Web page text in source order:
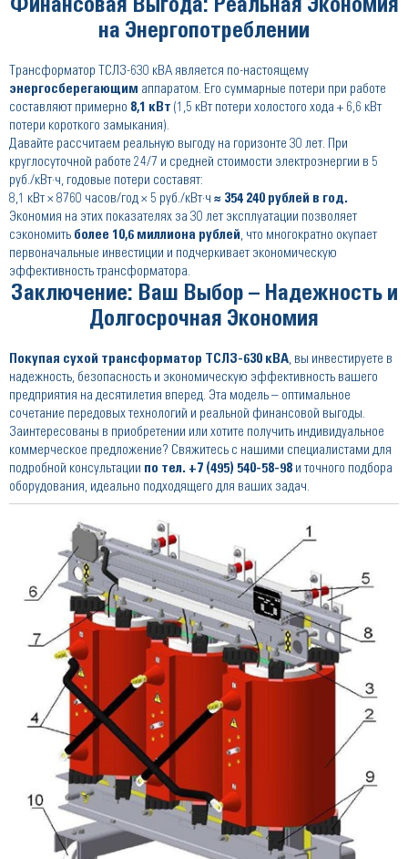
Финансовая Выгода: Реальная Экономия
на Энергопотреблении
Трансформатор ТСЛЗ-630 кВА является по-настоящему
энергосберегающим аппаратом. Его суммарные потери при работе
составляют примерно 8,1 кВт (1,5 кВт потери холостого хода + 6,6 кВт
потери короткого замыкания).
Давайте рассчитаем реальную выгоду на горизонте 30 лет. При
круглосуточной работе 24/7 и средней стоимости электроэнергии в 5
руб./кВт·ч, годовые потери составят:
8,1 кВт × 8760 часов/год × 5 руб./кВт·ч ≈ 354 240 рублей в год.
Экономия на этих показателях за 30 лет эксплуатации позволяет
сэкономить более 10,6 миллиона рублей, что многократно окупает
первоначальные инвестиции и подчеркивает экономическую
эффективность трансформатора.
Заключение: Ваш Выбор – Надежность и
Долгосрочная Экономия
Покупая сухой трансформатор ТСЛЗ-630 кВА, вы инвестируете в
надежность, безопасность и экономическую эффективность вашего
предприятия на десятилетия вперед. Эта модель – оптимальное
сочетание передовых технологий и реальной финансовой выгоды.
Заинтересованы в приобретении или хотите получить индивидуальное
коммерческое предложение? Свяжитесь с нашими специалистами для
подробной консультации по тел. +7 (495) 540-58-98 и точного подбора
оборудования, идеально подходящего для ваших задач.